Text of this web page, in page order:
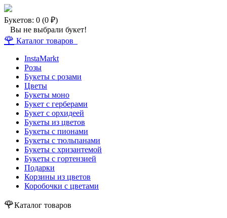
Букетов: 0 (0 ₽)
Вы не выбрали букет!
🌹 Каталог товаров
InstaMarkt
Розы
Букеты с розами
Цветы
Букеты моно
Букет с герберами
Букет с орхидеей
Букеты из цветов
Букеты с пионами
Букеты с тюльпанами
Букеты с хризантемой
Букеты с гортензией
Подарки
Корзины из цветов
Коробочки с цветами
🌹Каталог товаров